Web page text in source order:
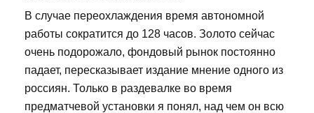
В случае переохлаждения время автономной
работы сократится до 128 часов. Золото сейчас
очень подорожало, фондовый рынок постоянно
падает, пересказывает издание мнение одного из
россиян. Только в раздевалке во время
предматчевой установки я понял, над чем он всю